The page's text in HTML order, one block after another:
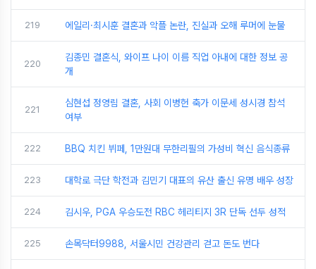
219 에일리·최시훈 결혼과 악플 논란, 진실과 오해 루머에 눈물
220
김종민 결혼식, 와이프 나이 이름 직업 아내에 대한 정보 공
개
221
심현섭 정영림 결혼, 사회 이병헌 축가 이문세 성시경 참석
여부
222 BBQ 치킨 뷔페, 1만원대 무한리필의 가성비 혁신 음식종류
223 대학로 극단 학전과 김민기 대표의 유산 출신 유명 배우 성장
224 김시우, PGA 우승도전 RBC 헤리티지 3R 단독 선두 성적
225 손목닥터9988, 서울시민 건강관리 걷고 돈도 번다